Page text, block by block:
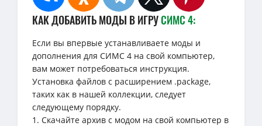
КАК ДОБАВИТЬ МОДЫ В ИГРУСИМС 4:
Если вы впервые устанавливаете моды и
дополнения для СИМС 4 на свой компьютер,
вам может потребоваться инструкция.
Установка файлов с расширением .package,
таких как в нашей коллекции, следует
следующему порядку.
1. Скачайте архив с модом на свой компьютер в